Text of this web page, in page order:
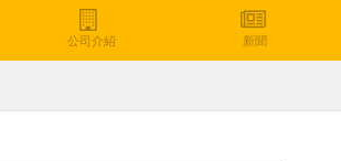
公司介紹 新聞